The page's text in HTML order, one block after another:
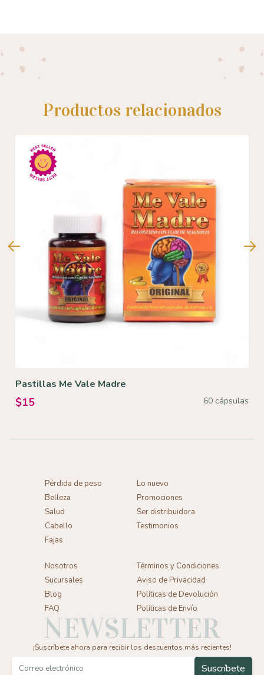
Productos relacionados
Pastillas Me Vale Madre
$15 60 cápsulas
Pérdida de peso
Belleza
Salud
Cabello
Fajas
Lo nuevo
Promociones
Ser distribuidora
Testimonios
Nosotros
Sucursales
Blog
FAQ
Términos y Condiciones
Aviso de Privacidad
Políticas de Devolución
Políticas de Envío
NEWSLETTER
¡Suscríbete ahora para recibir los descuentos más recientes!